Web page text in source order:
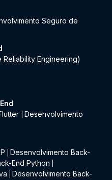
Seguro de
Reliability Engineering)
Desenvolvimento
Desenvolvimento Back-
End Python
Desenvolvimento Back-